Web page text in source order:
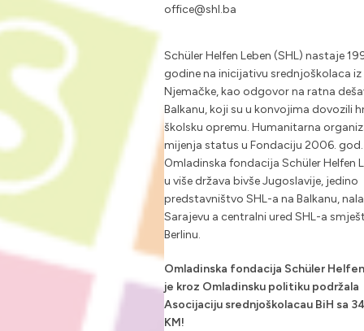
office@shl.ba
Schüler Helfen Leben (SHL) nastaje
godine na inicijativu srednjoškolaca iz
Njemačke, kao odgovor na ratna
Balkanu, koji su u konvojima dovozili
školsku opremu. Humanitarna
mijenja status u Fondaciju 2006. god.
Omladinska fondacija Schüler Helfen
u više država bivše Jugoslavije, jedino
predstavništvo SHL-a na Balkanu,
Sarajevu a centralni ured SHL-a
Berlinu.
Omladinska fondacija Schüler
je kroz Omladinsku politiku podržala
Asocijaciju srednjoškolacau BiH sa
KM!